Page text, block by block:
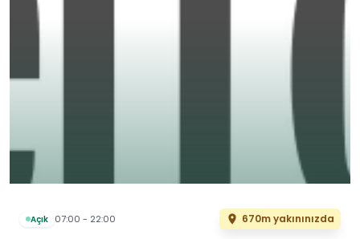
Açık 07:00 - 22:00 670m yakınınızda